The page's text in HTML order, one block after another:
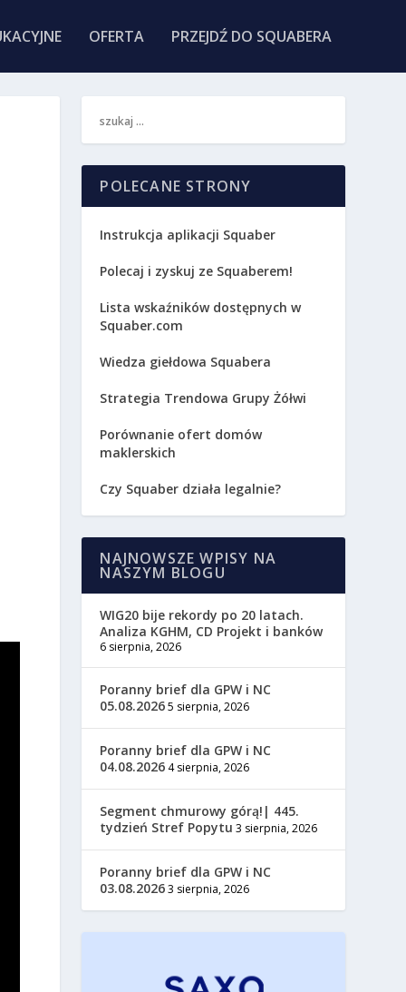
OFERTA PRZEJDŹ DO SQUABERA
POLECANE STRONY
Instrukcja aplikacji Squaber
Polecaj i zyskuj ze Squaberem!
Lista wskaźników dostępnych w
Squaber.com
Wiedza giełdowa Squabera
Strategia Trendowa Grupy Żółwi
Porównanie ofert domów
maklerskich
Czy Squaber działa legalnie?
NAJNOWSZE WPISY NA
NASZYM BLOGU
WIG20 bije rekordy po 20 latach.
Analiza KGHM, CD Projekt i banków
6 sierpnia, 2026
Poranny brief dla GPW i NC
05.08.20265 sierpnia, 2026
Poranny brief dla GPW i NC
04.08.2026 4 sierpnia, 2026
Segment chmurowy górą!| 445.
tydzień Stref Popytu 3 sierpnia, 2026
Poranny brief dla GPW i NC
03.08.20263 sierpnia, 2026